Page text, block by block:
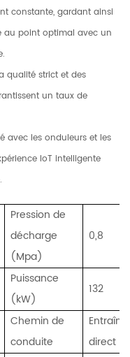
constante, gardant ainsi
au point optimal avec un
qualité strict et des
un taux de
avec les onduleurs et les
IoT intelligente
Pression de
décharge
(Mpa)
0,8
Puissance
(kW)
132
Chemin de
conduite
direct